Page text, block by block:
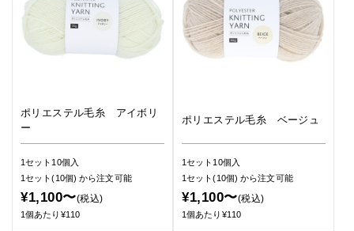
ポリエステル毛糸 アイボリ
ー
1セット10個入
1セット(10個)から注文可能
¥1,100〜(税込)
1個あたり¥110
ポリエステル毛糸 ベージュ
1セット10個入
1セット(10個)から注文可能
¥1,100〜(税込)
1個あたり¥110